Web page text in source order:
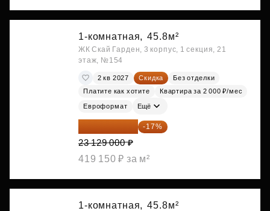
1-комнатная, 45.8м²
ЖК Скай Гарден, 3 корпус, 1 секция, 21
этаж, №154
2 кв 2027 Скидка
Без отделки
Платите как хотите
Квартира за 2 000 ₽/мес
Евроформат Ещё
19 197 070 ₽ -17%
23 129 000 ₽
419 150 ₽ за м²
1-комнатная, 45.8м²